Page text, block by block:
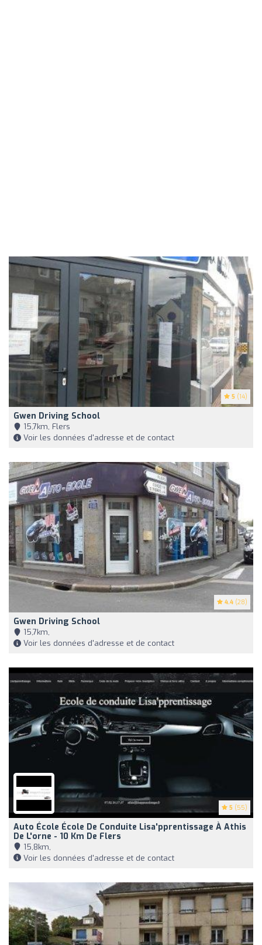
5 (14)
Gwen Driving School
15,7km, Flers
Voir les données d'adresse et de contact
4.4 (28)
Gwen Driving School
15,7km,
Voir les données d'adresse et de contact
5 (55)
Auto École École De Conduite Lisa'pprentissage À Athis
De L'orne - 10 Km De Flers
15,8km,
Voir les données d'adresse et de contact